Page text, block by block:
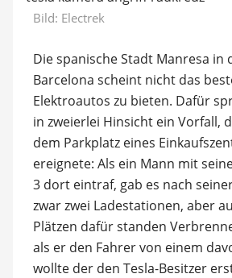
Bild: Electrek
Die spanische Stadt Manresa in
Barcelona scheint nicht das
Elektroautos zu bieten. Dafür
in zweierlei Hinsicht ein Vorfall,
dem Parkplatz eines
ereignete: Als ein Mann mit
3 dort eintraf, gab es nach
zwar zwei Ladestationen, aber
Plätzen dafür standen
als er den Fahrer von einem
wollte der den Tesla-Besitzer